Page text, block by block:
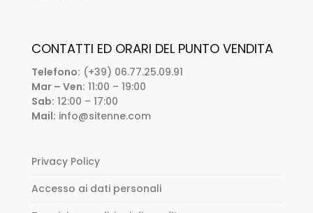
CONTATTI ED ORARI DEL PUNTO VENDITA
Telefono: (+39) 06.77.25.09.91
Mar – Ven: 11:00 – 19:00
Sab: 12:00 – 17:00
Mail: info@sitenne.com
Privacy Policy
Accesso ai dati personali